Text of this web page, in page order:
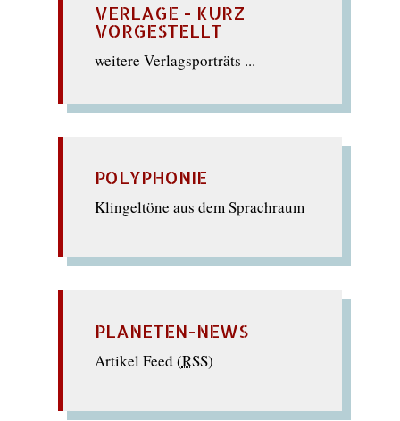
VERLAGE - KURZ
VORGESTELLT
weitere Verlagsporträts ...
POLYPHONIE
Klingeltöne aus dem Sprachraum
PLANETEN-NEWS
Artikel Feed (RSS)